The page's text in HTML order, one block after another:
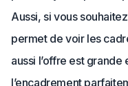
Aussi, si vous
permet de voir les
aussi l’offre est
l’encadrement